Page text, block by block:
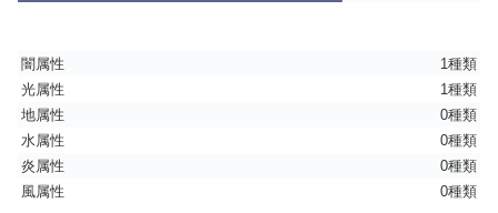
闇属性
1種類
光属性
1種類
地属性
0種類
水属性
0種類
炎属性
0種類
風属性
0種類